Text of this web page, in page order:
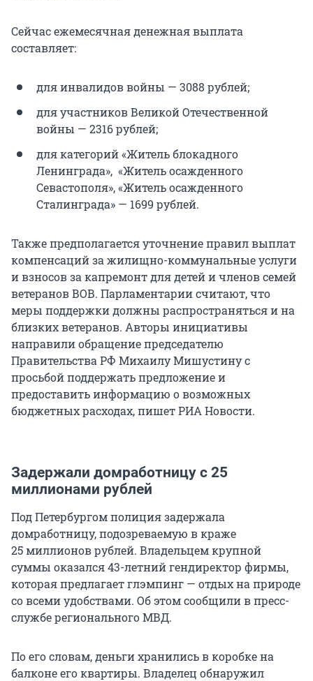
Сейчас ежемесячная денежная выплата
составляет:
для инвалидов войны — 3088 рублей;
для участников Великой Отечественной
войны — 2316 рублей;
для категорий «Житель блокадного
Ленинграда», «Житель осажденного
Севастополя», «Житель осажденного
Сталинграда» — 1699 рублей.
Также предполагается уточнение правил выплат
компенсаций за жилищно-коммунальные услуги
и взносов за капремонт для детей и членов семей
ветеранов ВОВ. Парламентарии считают, что
меры поддержки должны распространяться и на
близких ветеранов. Авторы инициативы
направили обращение председателю
Правительства РФ Михаилу Мишустину с
просьбой поддержать предложение и
предоставить информацию о возможных
бюджетных расходах, пишет РИА Новости.
Задержали домработницу с 25
миллионами рублей
Под Петербургом полиция задержала
домработницу, подозреваемую в краже
25 миллионоврублей. Владельцем крупной
суммы оказался 43-летний гендиректор фирмы,
которая предлагает глэмпинг — отдых на природе
со всеми удобствами. Об этом сообщили в пресс-
службе регионального МВД.
По его словам, деньги хранились в коробке на
балконе его квартиры. Владелец обнаружил